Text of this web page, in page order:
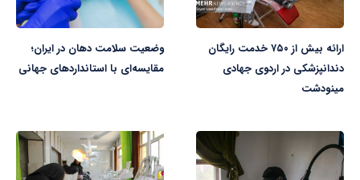
ارائه بیش از ۷۵۰ خدمت رایگان
دندانپزشکی در اردوی جهادی
مینودشت
وضعیت سلامت دهان در ایران؛
مقایسه‌ای با استانداردهای جهانی